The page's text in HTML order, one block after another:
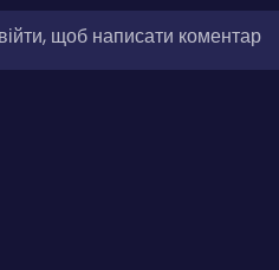
щоб написати коментар